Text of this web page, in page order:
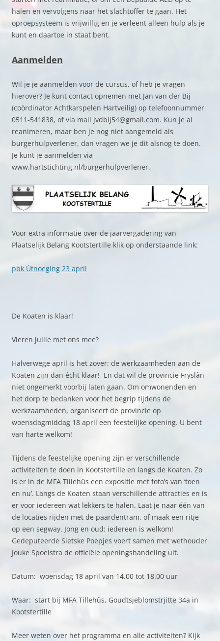
halen en vervolgens naar het slachtoffer te gaan. Het
oproepsysteem is vrijwillig en je verleent alleen hulp als je
kunt en daartoe in staat bent.
Aanmelden
Wil je je aanmelden voor de cursus, of heb je vragen
hierover? Je kunt contact opnemen met Jan van der Bij
(coördinator Achtkarspelen Hartveilig) op telefoonnummer
0511-541838, of via mail jvdbij54@gmail.com. Kun je al
reanimeren, maar ben je nog niet aangemeld als
burgerhulpverlener, dan vragen we je dit alsnog te doen.
Je kunt je aanmelden via
www.hartstichting.nl/burgerhulpverlener.
Voor extra informatie over de jaarvergadering van
Plaatselijk Belang Kootstertille klik op onderstaande link:
pbk Útnoeging 23 april
De Koaten is klaar!
Vieren jullie met ons mee?
Halverwege april is het zover: de werkzaamheden aan de
Koaten zijn dan écht klaar! En dat wil de provincie Fryslân
niet ongemerkt voorbij laten gaan. Om omwonenden en
het dorp te bedanken voor het begrip tijdens de
werkzaamheden, organiseert de provincie op
woensdagmiddag 18 april een feestelijke opening. U bent
van harte welkom!
Tijdens de feestelijke opening zijn er verschillende
activiteiten te doen in Kootstertille en langs de Koaten. Zo
is er in de MFA Tillehûs een expositie met foto’s van ‘toen
en nu’. Langs de Koaten staan verschillende attracties en is
er voor iedereen wat lekkers te halen. Laat je naar één van
de locaties rijden met de paardentram, of maak een ritje
op een segway. Jong en oud: iedereen is welkom!
Gedeputeerde Sietske Poepjes voert samen met wethouder
Jouke Spoelstra de officiële openingshandeling uit.
Datum: woensdag 18 april van 14.00 tot 18.00 uur
Waar: start bij MFA Tillehûs, Goudtsjeblomstrjitte 34a in
Kootstertille
Meer weten over het programma en alle activiteiten? Kijk